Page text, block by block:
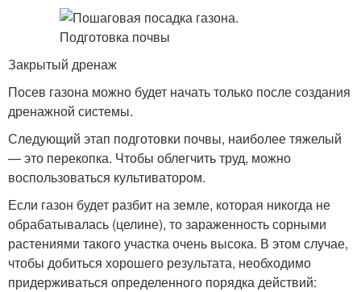
Закрытый дренаж
Посев газона можно будет начать только после создания
дренажной системы.
Следующий этап подготовки почвы, наиболее тяжелый
— это перекопка. Чтобы облегчить труд, можно
воспользоваться культиватором.
Если газон будет разбит на земле, которая никогда не
обрабатывалась (целине), то зараженность сорными
растениями такого участка очень высока. В этом случае,
чтобы добиться хорошего результата, необходимо
придерживаться определенного порядка действий: